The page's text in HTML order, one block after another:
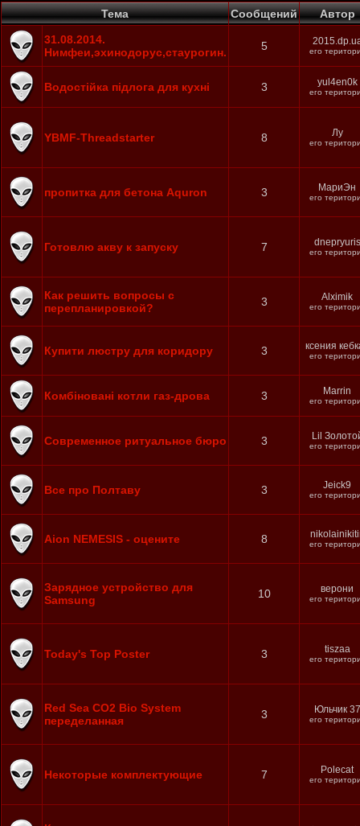
Тема Cообщений
Автор
31.08.2014.
Нимфеи,эхинодорус,стаурогин.
5 его
Водостійка підлога для кухні 3 yul4en0k
его
YBMF-Threadstarter 8 Лу
его
пропитка для бетона Aquron 3 МариЭн
его
Готовлю акву к запуску 7 dnepryuris
его
Как решить вопросы с
перепланировкой?
3 Alximik
его
Купити люстру для коридору 3 ксения
его
Комбіновані котли газ-дрова 3 Marrin
его
Современное ритуальное бюро 3 Lil
его
Все про Полтаву 3 Jeick9
его
Aion NEMESIS - оцените 8 его
Зарядное устройство для
Samsung
10 верони
его
Today's Top Poster 3 tiszaa
его
Red Sea CO2 Bio System
переделанная
3 Юльчик 37
его
Некоторые комплектующие 7 Polecat
его